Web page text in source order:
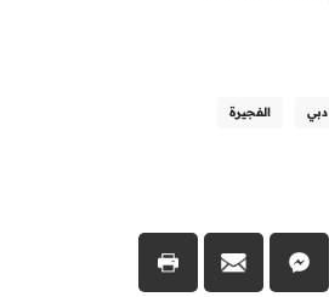
دبي الفجيرة